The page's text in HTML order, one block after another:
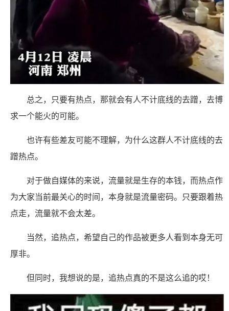
总之，只要有热点，那就会有人不计底线的去蹭，去博
求一个能火的可能。
也许有些差友可能不理解，为什么这群人不计底线的去
蹭热点。
对于做自媒体的来说，流量就是生存的本钱，而热点作
为大家当前最关心的时间，本身就是流量密码。只要跟着热
点走，流量就不会太差。
当然，追热点，希望自己的作品被更多人看到本身无可
厚非。
但同时，我想说的是，追热点真的不是这么追的哎！